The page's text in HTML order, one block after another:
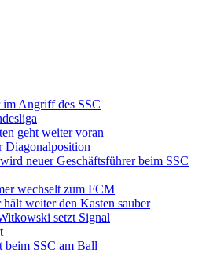
Angriff des SSC
geht weiter voran
Diagonalposition
neuer Geschäftsführer beim SSC
wechselt zum FCM
weiter den Kasten sauber
setzt Signal
beim SSC am Ball